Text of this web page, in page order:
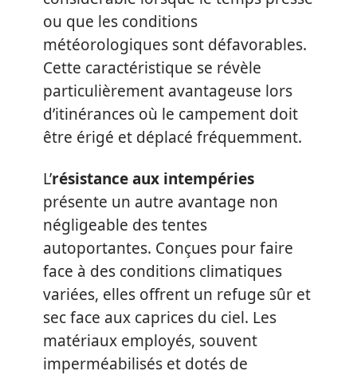
ou que les conditions
météorologiques sont défavorables.
Cette caractéristique se révèle
particulièrement avantageuse lors
d’itinérances où le campement doit
être érigé et déplacé fréquemment.
L’résistance aux intempéries
présente un autre avantage non
négligeable des tentes
autoportantes. Conçues pour faire
face à des conditions climatiques
variées, elles offrent un refuge sûr et
sec face aux caprices du ciel. Les
matériaux employés, souvent
imperméabilisés et dotés de